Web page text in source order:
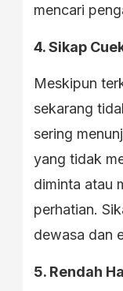
mencari
4. Sikap
Meskipun
sekarang
sering
yang tidak
diminta atau
perhatian.
dewasa dan
5. Rendah